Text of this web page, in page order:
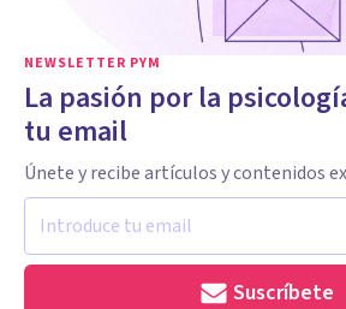
NEWSLETTER PYM
La pasión por la
tu email
Únete y recibe artículos y contenidos
Suscríbete